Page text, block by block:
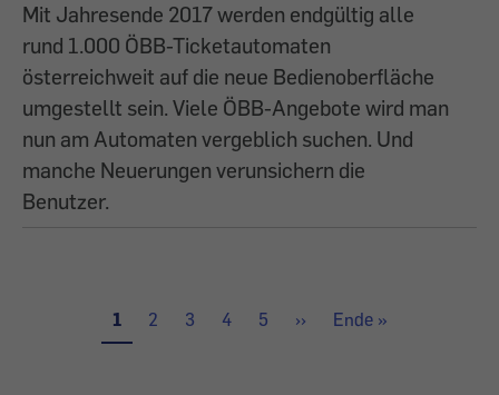
Mit Jahresende 2017 werden endgültig alle
rund 1.000 ÖBB-Ticketautomaten
österreichweit auf die neue Bedienoberfläche
umgestellt sein. Viele ÖBB-Angebote wird man
nun am Automaten vergeblich suchen. Und
manche Neuerungen verunsichern die
Benutzer.
Aktuelle
Seite
1 Seite
2 Seite
3 Seite
4 Seite
5
Nächste
››
Letzte
Ende »